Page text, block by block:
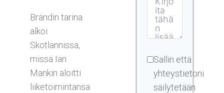
Brändin tarina
alkoi
Skotlannissa,
missä Ian
Mankin aloitti
liiketoimintansa
Sallin että
yhteystietoni
säilytetään